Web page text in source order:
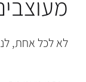
לא לכל אחת,